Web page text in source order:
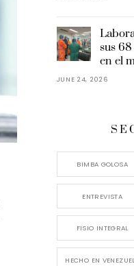
sus
en el
JUNE 24, 2026
BIMBA GOLOSA
ENTREVISTA
FISIO INTEGRAL
HECHO EN